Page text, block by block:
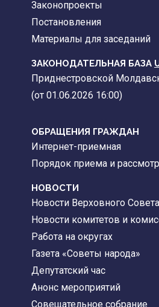
Законопроекты
Постановления
Материалы для заседаний
ЗАКОНОДАТЕЛЬНАЯ БАЗА
Приднестровской
(от 01.06.2026 16:00)
ОБРАЩЕНИЯ ГРАЖДАН
Интернет-приемная
Порядок приема и
НОВОСТИ
Новости Верховного Совета
Новости комитетов и
Работа на округах
Газета «Советы народа»
Депутатский час
Анонс мероприятий
Совещательное собрание